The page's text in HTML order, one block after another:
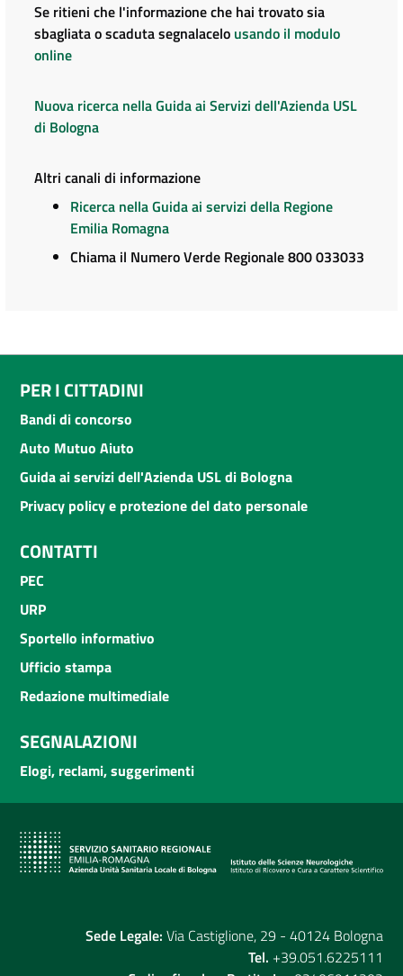
Se ritieni che l'informazione che hai trovato sia
sbagliata o scaduta segnalacelo usando il modulo
online
Nuova ricerca nella Guida ai Servizi dell'Azienda USL
di Bologna
Altri canali di informazione
Ricerca nella Guida ai servizi della Regione
Emilia Romagna
Chiama il Numero Verde Regionale 800 033033
PER I CITTADINI
Bandi di concorso
Auto Mutuo Aiuto
Guida ai servizi dell'Azienda USL di Bologna
Privacy policy e protezione del dato personale
CONTATTI
PEC
URP
Sportello informativo
Ufficio stampa
Redazione multimediale
SEGNALAZIONI
Elogi, reclami, suggerimenti
Sede Legale: Via Castiglione, 29 - 40124 Bologna
Tel. +39.051.6225111